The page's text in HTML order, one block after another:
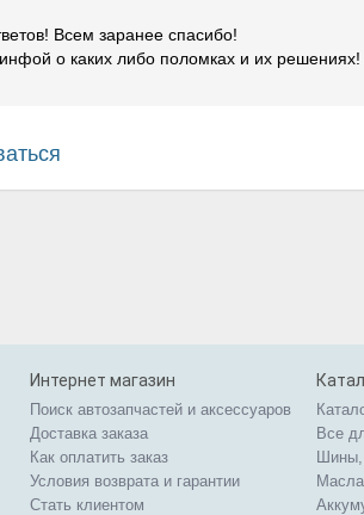
Всем заранее спасибо!
о каких либо поломках и их решениях!
Интернет магазин
Поиск автозапчастей и аксессуаров
Доставка заказа
Как оплатить заказ
Условия возврата и гарантии
Стать клиентом
Все
Шины,